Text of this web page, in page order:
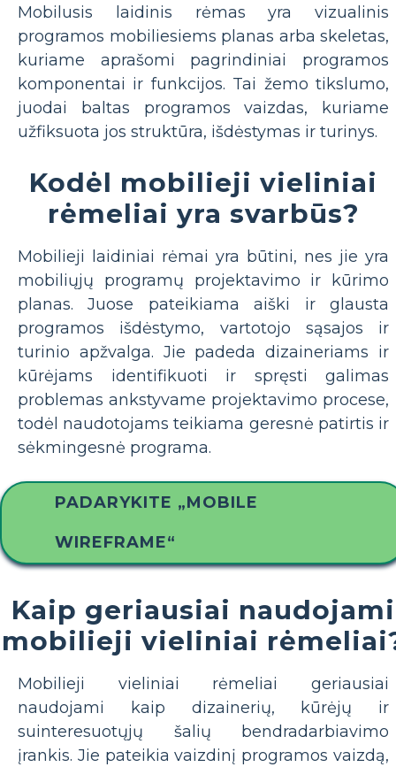
Mobilusis laidinis rėmas yra vizualinis
programos mobiliesiems planas arba skeletas,
kuriame aprašomi pagrindiniai programos
komponentai ir funkcijos. Tai žemo tikslumo,
juodai baltas programos vaizdas, kuriame
užfiksuota jos struktūra, išdėstymas ir turinys.
Kodėl mobilieji vieliniai
rėmeliai yra svarbūs?
Mobilieji laidiniai rėmai yra būtini, nes jie yra
mobiliųjų programų projektavimo ir kūrimo
planas. Juose pateikiama aiški ir glausta
programos išdėstymo, vartotojo sąsajos ir
turinio apžvalga. Jie padeda dizaineriams ir
kūrėjams identifikuoti ir spręsti galimas
problemas ankstyvame projektavimo procese,
todėl naudotojams teikiama geresnė patirtis ir
sėkmingesnė programa.
PADARYKITE „MOBILE
WIREFRAME“
Kaip geriausiai naudojami
mobilieji vieliniai
Mobilieji vieliniai rėmeliai geriausiai
naudojami kaip dizainerių, kūrėjų ir
suinteresuotųjų šalių bendradarbiavimo
įrankis. Jie pateikia vaizdinį programos vaizdą,